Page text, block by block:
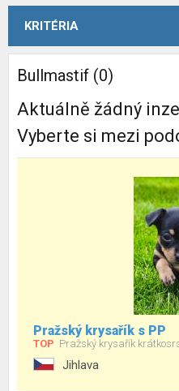
KRITÉRIA
Bullmastif (0)
Aktuálně žádný
Vyberte si mezi
Pražský krysařík s PP
TOP Pražský krysařík
Jihlava